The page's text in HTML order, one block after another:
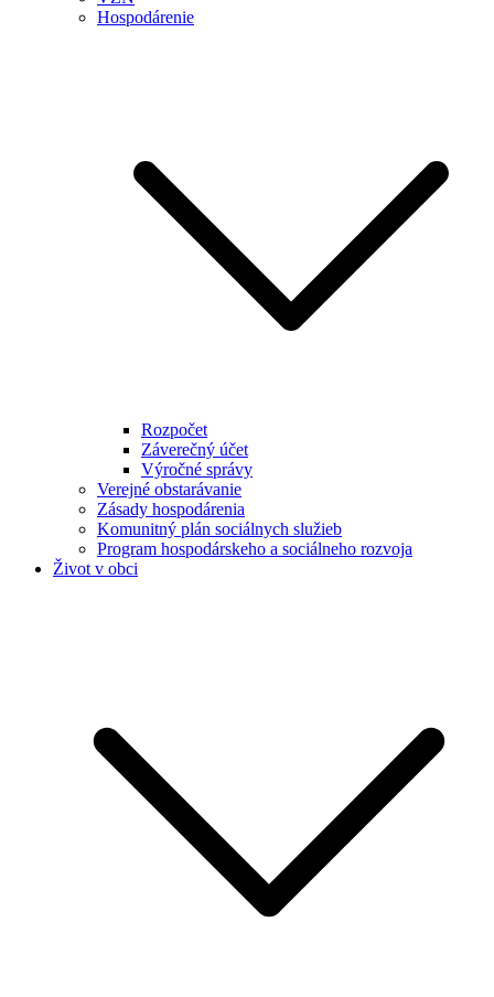
Hospodárenie
Rozpočet
Záverečný účet
Výročné správy
Verejné obstarávanie
Zásady hospodárenia
Komunitný plán sociálnych služieb
Program hospodárskeho a sociálneho rozvoja
Život v obci